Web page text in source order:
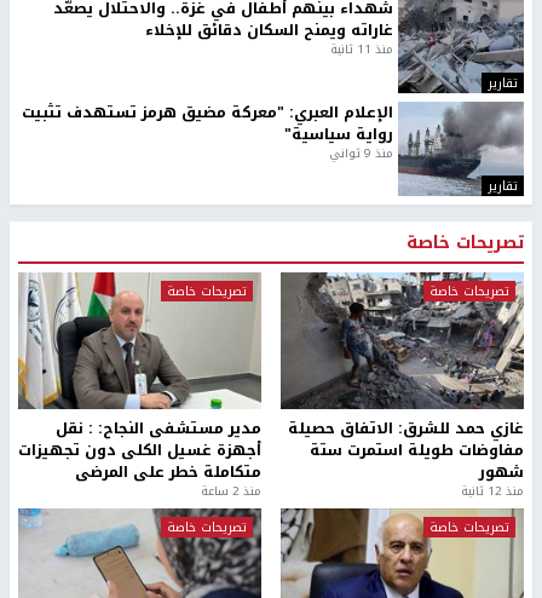
تقارير
شهداء بينهم أطفال في غزة.. والاحتلال يصعّد
غاراته ويمنح السكان دقائق للإخلاء
منذ 11 ثانية
تقارير
الإعلام العبري: "معركة مضيق هرمز تستهدف تثبيت
رواية سياسية"
منذ 9 ثواني
تصريحات خاصة
تصريحات خاصة
غازي حمد للشرق: الاتفاق حصيلة
مفاوضات طويلة استمرت ستة
شهور
منذ 12 ثانية
تصريحات خاصة
مدير مستشفى النجاح: : نقل
أجهزة غسيل الكلى دون تجهيزات
متكاملة خطر على المرضى
منذ 2 ساعة
تصريحات خاصة
تصريحات خاصة